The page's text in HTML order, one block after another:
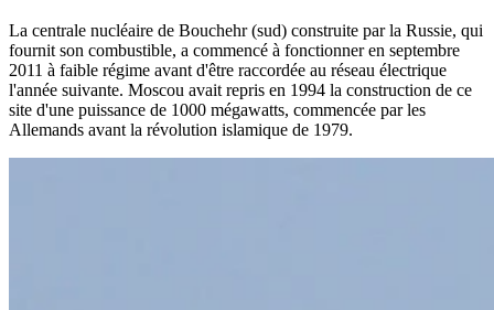
La centrale nucléaire de Bouchehr (sud) construite par la Russie, qui
fournit son combustible, a commencé à fonctionner en septembre
2011 à faible régime avant d'être raccordée au réseau électrique
l'année suivante. Moscou avait repris en 1994 la construction de ce
site d'une puissance de 1000 mégawatts, commencée par les
Allemands avant la révolution islamique de 1979.